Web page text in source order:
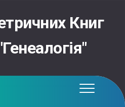
Книг